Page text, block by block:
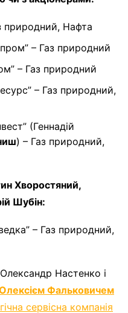
природний, Нафта
– Газ природний
– Газ природний
– Газ природний,
(Геннадій
) – Газ природний,
Хворостяний,
Шубін:
– Газ природний,
Настенко і
Фальковичем
сервісна компанія